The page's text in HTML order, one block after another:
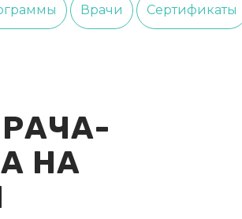
Врачи Сертификаты
НА